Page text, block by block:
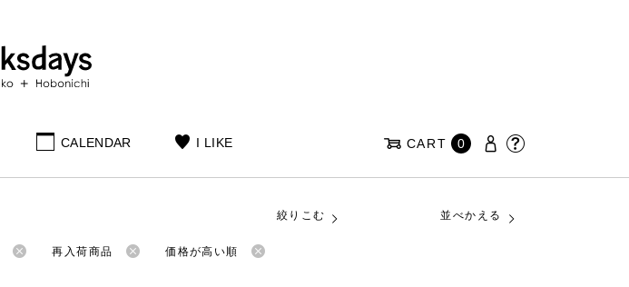
CALENDAR I LIKE CART 0
絞りこむ 並べかえる
再入荷商品 価格が高い順